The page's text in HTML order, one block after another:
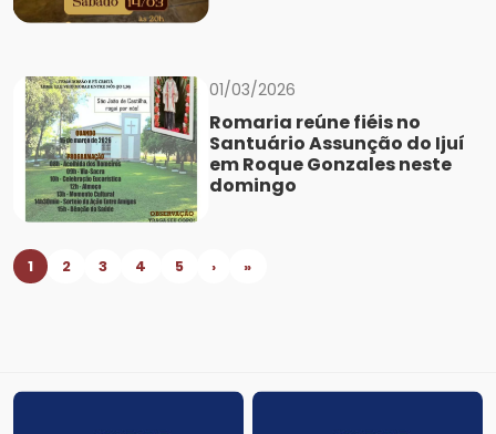
01/03/2026
Romaria reúne fiéis no
Santuário Assunção do Ijuí
em Roque Gonzales neste
domingo
1 2 3 4 5 › »